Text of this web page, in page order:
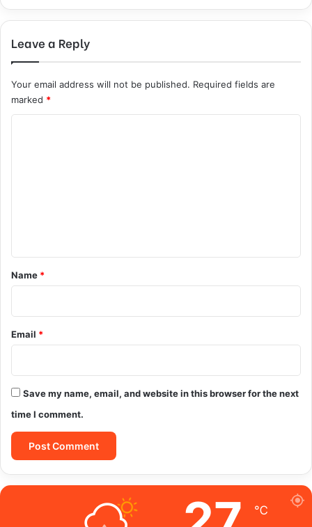
Leave a Reply
Your email address will not be published. Required fields are
marked *
*
Name *
Email *
Save my name, email, and website in this browser for the next
time I comment.
℃